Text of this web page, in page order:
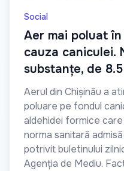
Social
Aer mai poluat
cauza caniculei.
substanțe, de
Aerul din Chișinău a
poluare pe fondul
aldehidei formice
norma sanitară
potrivit buletinului
Agenția de Mediu.